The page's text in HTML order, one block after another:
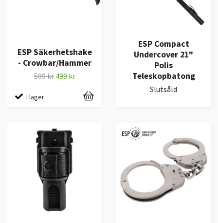
ESP Säkerhetshake
- Crowbar/Hammer
599 kr 499 kr
I lager
ESP Compact
Undercover 21"
Polis
Teleskopbatong
Slutsåld